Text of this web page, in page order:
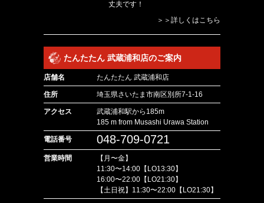
丈夫です！
＞＞詳しくはこちら
たんたたん 武蔵浦和店のご案内
店舗名 たんたたん 武蔵浦和店
住所 埼玉県さいたま市南区別所7-1-16
アクセス
武蔵浦和駅から185m
185 m from Musashi Urawa Station
電話番号 048-709-0721
営業時間
【月〜金】
11:30〜14:00【LO13:30】
16:00〜22:00【LO21:30】
【土日祝】11:30〜22:00【LO21:30】